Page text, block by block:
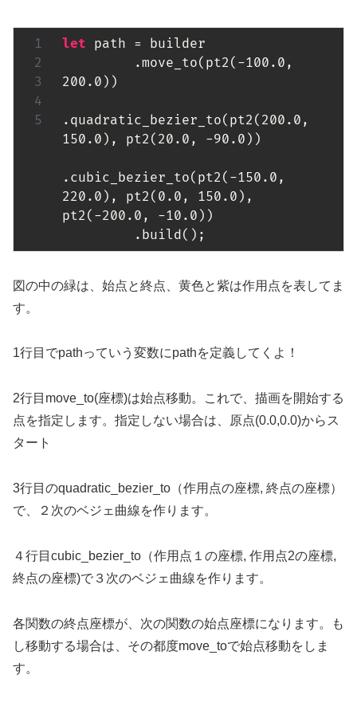
let path = builder
         .move_to(pt2(-
100.0
200.0 ))
.quadratic_bezier_to(pt2( 200.0
150.0 ), pt2( 20.0 , -90.0 ))
.cubic_bezier_to(pt2(-150.0
220.0 ), pt2( 0.0 , 150.0 ),
pt2(-200.0 , -10.0 ))
         .build();
図の中の緑は、始点と終点、黄色と紫は作用点を表してま
す。
1行目でpathっていう変数にpathを定義してくよ！
2行目move_to(座標)は始点移動。これで、描画を開始する
点を指定します。指定しない場合は、原点(0.0,0.0)からス
タート
3行目のquadratic_bezier_to（作用点の座標, 終点の座標）
で、２次のベジェ曲線を作ります。
４行目cubic_bezier_to（作用点１の座標, 作用点2の座標,
終点の座標)で３次のベジェ曲線を作ります。
各関数の終点座標が、次の関数の始点座標になります。も
し移動する場合は、その都度move_toで始点移動をしま
す。